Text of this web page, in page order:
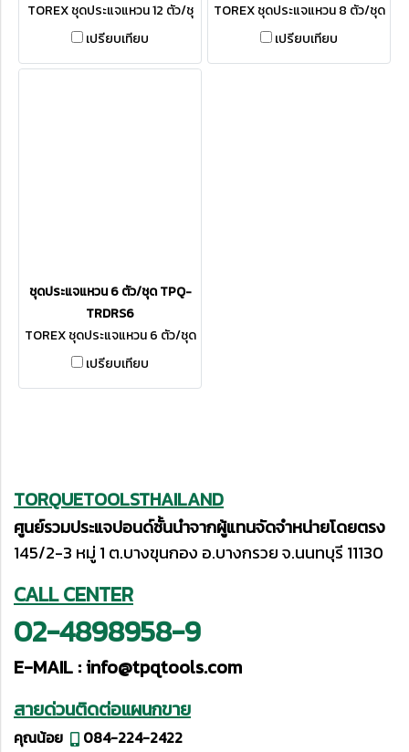
TOREX ชุดประแจแหวน 12 ตัว/ชุ
ด TPQ-TRDRS12
เปรียบเทียบ
TOREX ชุดประแจแหวน 8 ตัว/ชุด
TPQ-TRDRS8
เปรียบเทียบ
ชุดประแจแหวน 6 ตัว/ชุด TPQ-
TRDRS6
TOREX ชุดประแจแหวน 6 ตัว/ชุด
TPQ-TRDRS6
เปรียบเทียบ
TORQUETOOLSTHAILAND
ศูนย์รวมประแจปอนด์ชั้นนำจากผู้แทนจัดจำหน่ายโดยตรง
145/2-3 หมู่ 1 ต.บางขุนกอง อ.บางกรวย จ.นนทบุรี 11130
CALL CENTER
02-4898958-9
E-MAIL :info@tpqtools.com
สายด่วนติดต่อแผนกขาย
คุณน้อย
084-224-2422